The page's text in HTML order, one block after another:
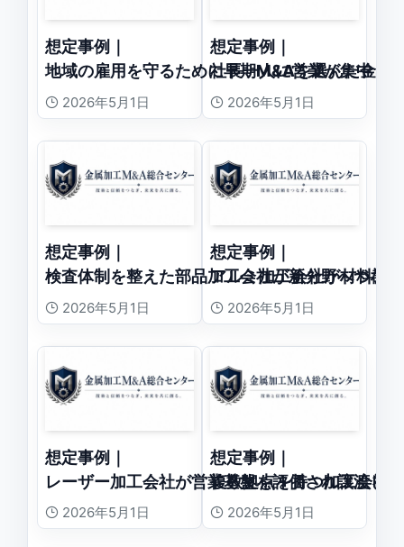
想定事例｜
地域の雇用を守るために早期M&Aを選んだ金属
2026年5月1日
想定事例｜
社長一人に営業が集中し
2026年5月1日
想定事例｜
検査体制を整えた部品加工会社が新分野へつな
2026年5月1日
想定事例｜
アルミ加工会社が材料調
2026年5月1日
想定事例｜
レーザー加工会社が営業基盤を評価され譲渡し
2026年5月1日
想定事例｜
複数拠点を持つ加工会社
2026年5月1日